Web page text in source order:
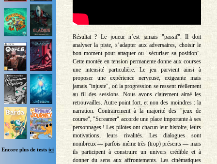
Encore plus de testsici
Résultat ? Le joueur n’est jamais "passif". Il doit
analyser la piste, s’adapter aux adversaires, choisir le
bon moment pour attaquer ou "sécuriser sa position".
Cette montée en tension permanente donne aux courses
une intensité particulière. Le jeu parvient ainsi à
proposer une expérience nerveuse, exigeante mais
jamais "injuste", où la progression se ressent réellement
au fil des sessions. Nous avons clairement aimé les
retrouvailles. Autre point fort, et non des moindres : la
narration. Contrairement à la majorité des "jeux de
course", "Screamer" accorde une place importante à ses
personnages ! Les pilotes ont chacun leur histoire, leurs
motivations, leurs rivalités. Les dialogues sont
nombreux — parfois même très (trop) présents — mais
ils participent à construire un univers crédible et à
donner du sens aux affrontements. Les cinématiques